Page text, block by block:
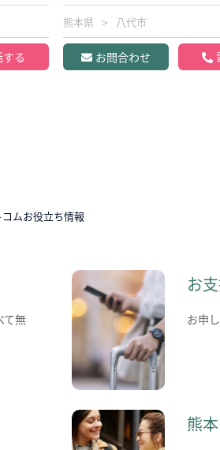
る
熊本県 八代市
お問合わせ
ムお役立ち情報
て無
お
お申
熊